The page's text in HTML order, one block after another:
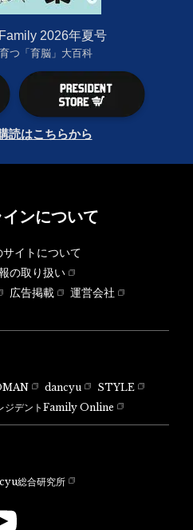
2026年夏号
つ「育脳」大百科
読はこちらから
ンについて
サイトについて
の取り扱い
広告掲載
運営会社
dancyu
STYLE
ジデントFamily Online
総合研究所